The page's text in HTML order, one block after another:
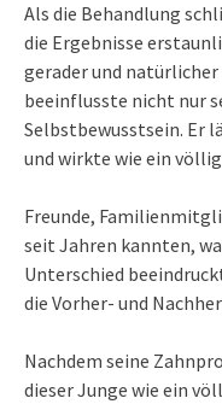
Als die Behandlung
die Ergebnisse
gerader und natürlicher
beeinflusste nicht nur
Selbstbewusstsein. Er
und wirkte wie ein
Freunde,
seit Jahren kannten,
Unterschied
die Vorher- und
Nachdem seine
dieser Junge wie ein